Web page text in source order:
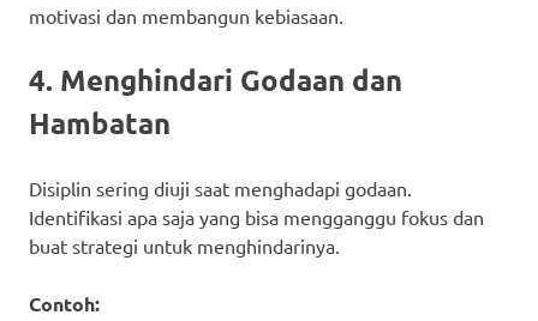
motivasi dan membangun kebiasaan.
4. Menghindari Godaan dan
Hambatan
Disiplin sering diuji saat menghadapi godaan.
Identifikasi apa saja yang bisa mengganggu fokus dan
buat strategi untuk menghindarinya.
Contoh: